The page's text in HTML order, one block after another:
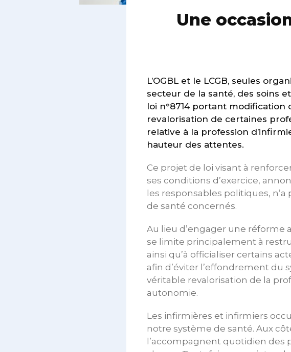
Une
L’OGBL et le LCGB, seules
secteur de la santé, des soins
loi n°8714 portant modification
revalorisation de certaines
relative à la profession
hauteur des attentes.
Ce projet de loi visant à
ses conditions d’exercice,
les responsables politiques,
de santé concernés.
Au lieu d’engager une réforme
se limite principalement à
ainsi qu’à officialiser certains
afin d’éviter l’effondrement du
véritable revalorisation de la
autonomie.
Les infirmières et infirmiers
notre système de santé. Aux
l’accompagnent quotidien des